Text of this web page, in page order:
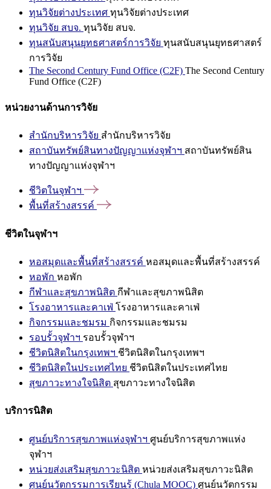
ทุนวิจัยต่างประเทศ ทุนวิจัยต่างประเทศ
ทุนวิจัย สบจ. ทุนวิจัย สบจ.
ทุนสนับสนุนยุทธศาสตร์การวิจัย ทุนสนับสนุนยุทธศาสตร์
การวิจัย
The Second Century Fund Office (C2F) The Second Century
Fund Office (C2F)
หน่วยงานด้านการวิจัย
สำนักบริหารวิจัย สำนักบริหารวิจัย
สถาบันทรัพย์สินทางปัญญาแห่งจุฬาฯ สถาบันทรัพย์สิน
ทางปัญญาแห่งจุฬาฯ
ชีวิตในจุฬาฯ
พื้นที่สร้างสรรค์
ชีวิตในจุฬาฯ
หอสมุดและพื้นที่สร้างสรรค์ หอสมุดและพื้นที่สร้างสรรค์
หอพัก หอพัก
กีฬาและสุขภาพนิสิต กีฬาและสุขภาพนิสิต
โรงอาหารและคาเฟ่ โรงอาหารและคาเฟ่
กิจกรรมและชมรม กิจกรรมและชมรม
รอบรั้วจุฬาฯ รอบรั้วจุฬาฯ
ชีวิตนิสิตในกรุงเทพฯ ชีวิตนิสิตในกรุงเทพฯ
ชีวิตนิสิตในประเทศไทย ชีวิตนิสิตในประเทศไทย
สุขภาวะทางใจนิสิต สุขภาวะทางใจนิสิต
บริการนิสิต
ศูนย์บริการสุขภาพแห่งจุฬาฯ ศูนย์บริการสุขภาพแห่ง
จุฬาฯ
หน่วยส่งเสริมสุขภาวะนิสิต หน่วยส่งเสริมสุขภาวะนิสิต
ศูนย์นวัตกรรมการเรียนรู้ (Chula MOOC) ศูนย์นวัตกรรม